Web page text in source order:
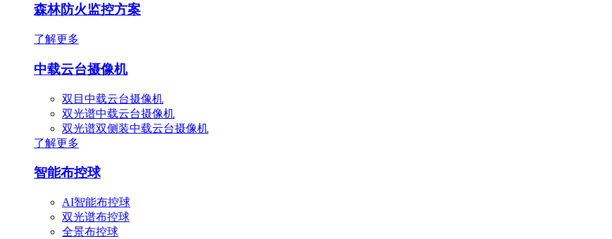
森林防火监控方案
了解更多
中载云台摄像机
双目中载云台摄像机
双光谱中载云台摄像机
双光谱双侧装中载云台摄像机
了解更多
智能布控球
AI智能布控球
双光谱布控球
全景布控球